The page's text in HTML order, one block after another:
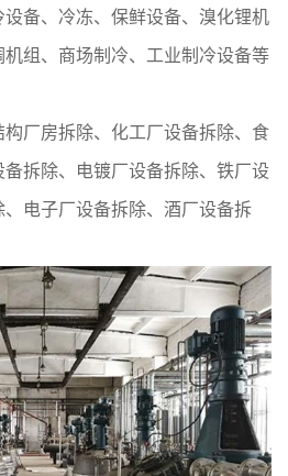
设备、冷冻、保鲜设备、溴化锂机
组、商场制冷、工业制冷设备等
厂房拆除、化工厂设备拆除、食
拆除、电镀厂设备拆除、铁厂设
电子厂设备拆除、酒厂设备拆